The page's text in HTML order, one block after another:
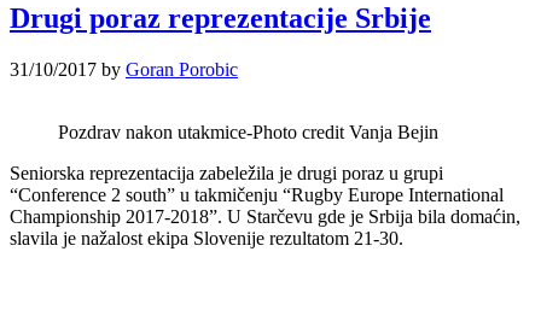
Drugi poraz reprezentacije Srbije
31/10/2017 by Goran Porobic
Pozdrav nakon utakmice-Photo credit Vanja Bejin
Seniorska reprezentacija zabeležila je drugi poraz u grupi
“Conference 2 south” u takmičenju “Rugby Europe International
Championship 2017-2018”. U Starčevu gde je Srbija bila domaćin,
slavila je nažalost ekipa Slovenije rezultatom 21-30.